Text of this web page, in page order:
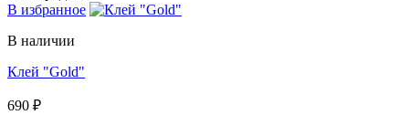
В избранное
В наличии
Клей "Gold"
690 ₽